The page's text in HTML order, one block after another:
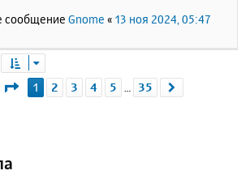
сообщение Gnome « 13 ноя 2024, 05:47
Страница1 из 35
1 2 3 4 5 35